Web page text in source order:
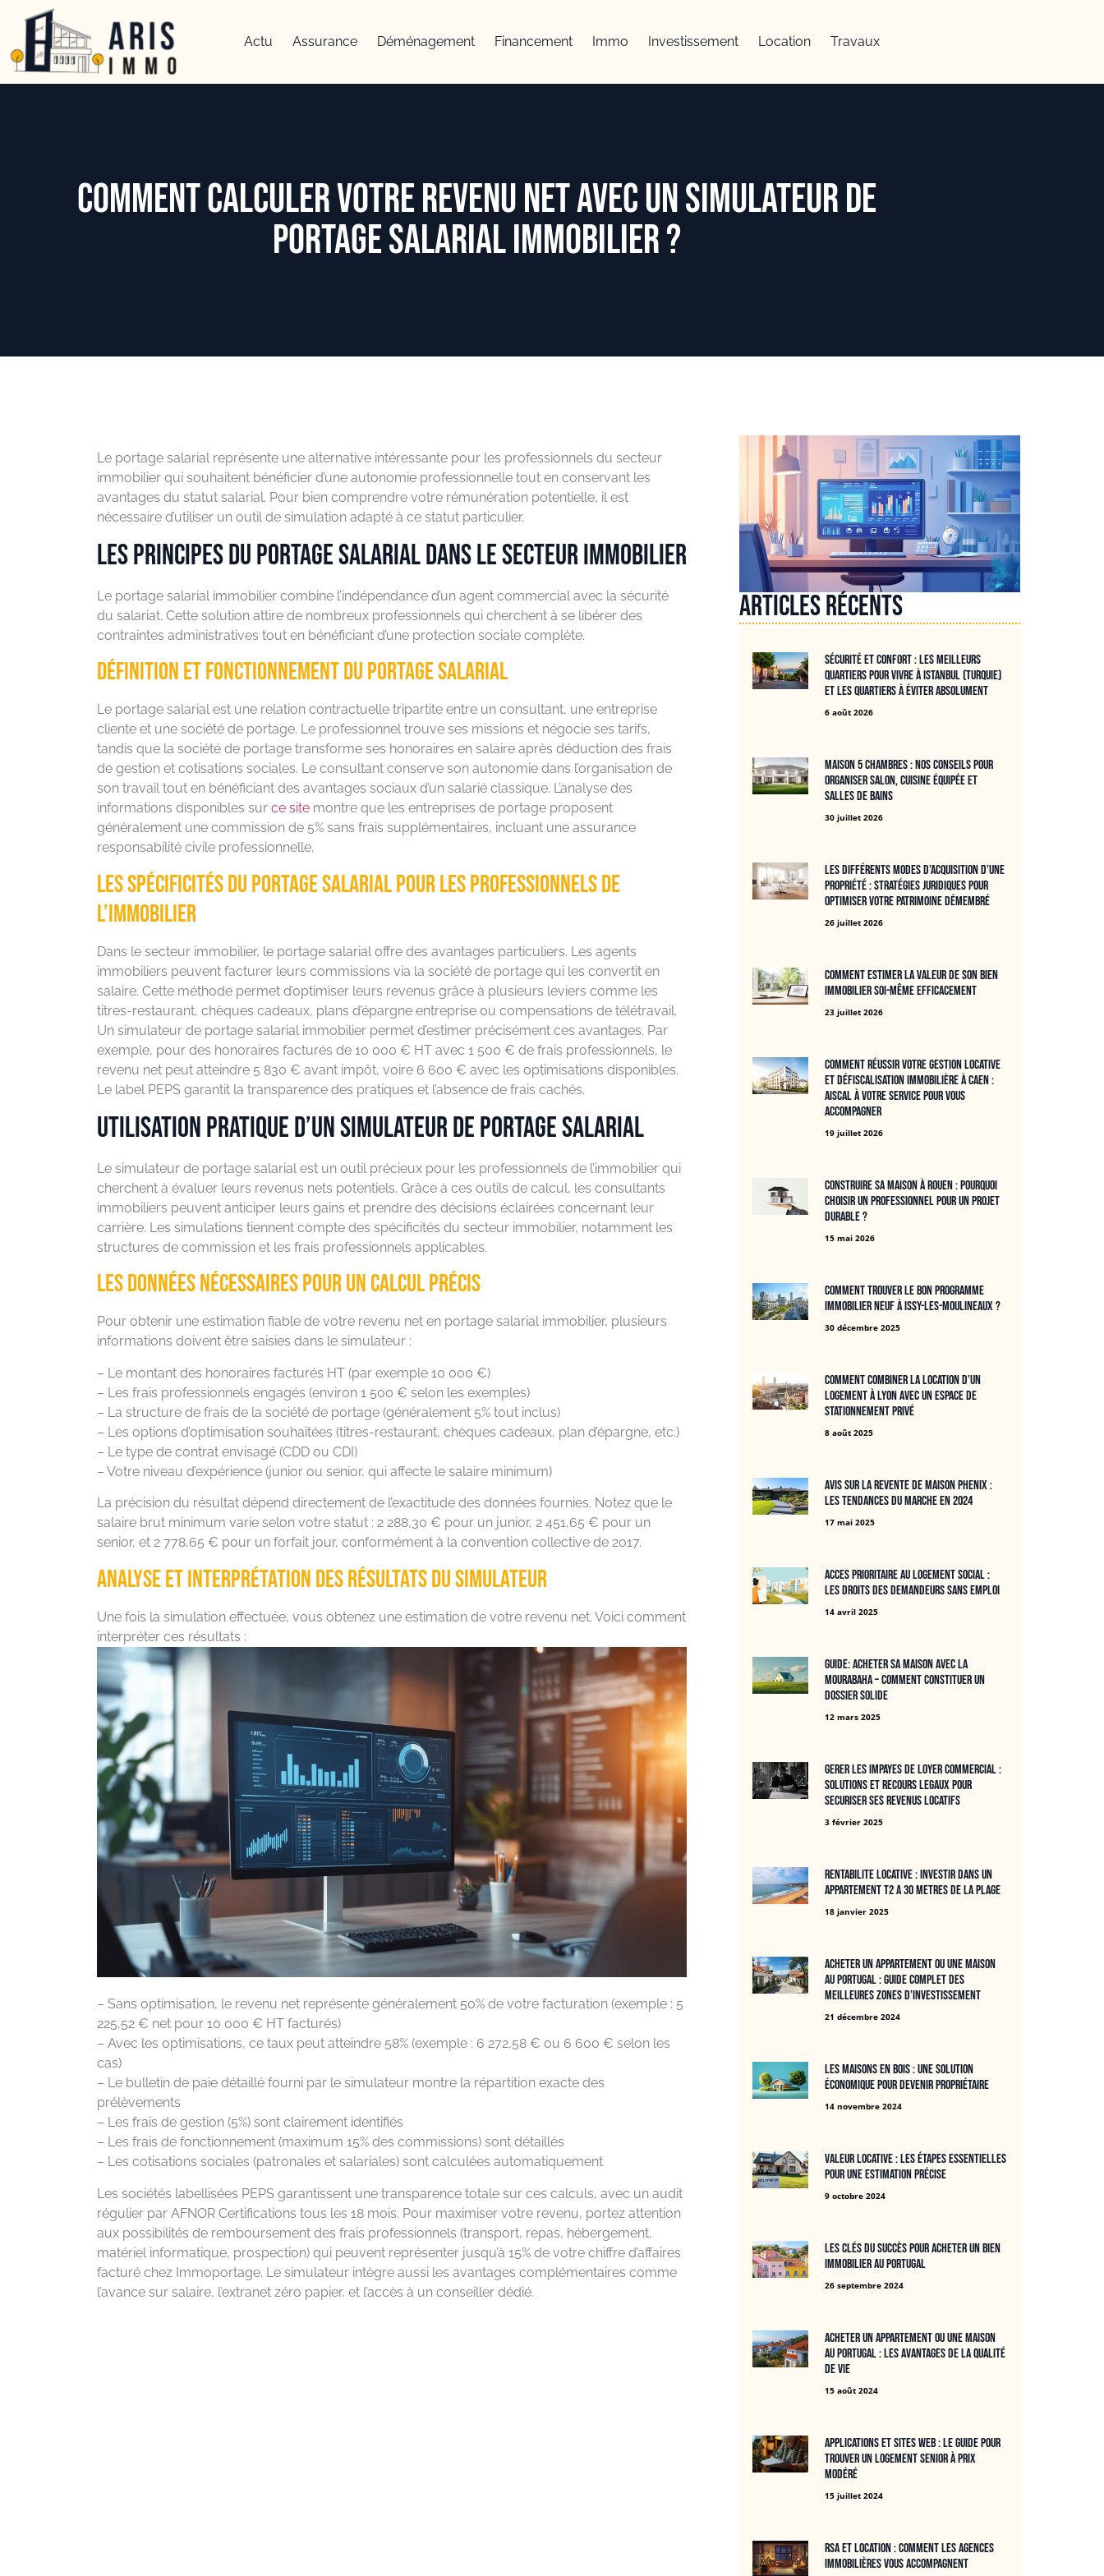
Actu Assurance Déménagement Financement Immo Investissement Location Travaux
Comment calculer votre revenu net avec un simulateur de
portage salarial immobilier ?
Le portage salarial représente une alternative intéressante pour les professionnels du secteur
immobilier qui souhaitent bénéficier d’une autonomie professionnelle tout en conservant les
avantages du statut salarial. Pour bien comprendre votre rémunération potentielle, il est
nécessaire d’utiliser un outil de simulation adapté à ce statut particulier.
Les principes du portage salarial dans le secteur immobilier
Le portage salarial immobilier combine l’indépendance d’un agent commercial avec la sécurité
du salariat. Cette solution attire de nombreux professionnels qui cherchent à se libérer des
contraintes administratives tout en bénéficiant d’une protection sociale complète.
Définition et fonctionnement du portage salarial
Le portage salarial est une relation contractuelle tripartite entre un consultant, une entreprise
cliente et une société de portage. Le professionnel trouve ses missions et négocie ses tarifs,
tandis que la société de portage transforme ses honoraires en salaire après déduction des frais
de gestion et cotisations sociales. Le consultant conserve son autonomie dans l’organisation de
son travail tout en bénéficiant des avantages sociaux d’un salarié classique. L’analyse des
informations disponibles sur ce site montre que les entreprises de portage proposent
généralement une commission de 5% sans frais supplémentaires, incluant une assurance
responsabilité civile professionnelle.
Les spécificités du portage salarial pour les professionnels de
l’immobilier
Dans le secteur immobilier, le portage salarial offre des avantages particuliers. Les agents
immobiliers peuvent facturer leurs commissions via la société de portage qui les convertit en
salaire. Cette méthode permet d’optimiser leurs revenus grâce à plusieurs leviers comme les
titres-restaurant, chèques cadeaux, plans d’épargne entreprise ou compensations de télétravail.
Un simulateur de portage salarial immobilier permet d’estimer précisément ces avantages. Par
exemple, pour des honoraires facturés de 10 000 € HT avec 1 500 € de frais professionnels, le
revenu net peut atteindre 5 830 € avant impôt, voire 6 600 € avec les optimisations disponibles.
Le label PEPS garantit la transparence des pratiques et l’absence de frais cachés.
Utilisation pratique d’un simulateur de portage salarial
Le simulateur de portage salarial est un outil précieux pour les professionnels de l’immobilier qui
cherchent à évaluer leurs revenus nets potentiels. Grâce à ces outils de calcul, les consultants
immobiliers peuvent anticiper leurs gains et prendre des décisions éclairées concernant leur
carrière. Les simulations tiennent compte des spécificités du secteur immobilier, notamment les
structures de commission et les frais professionnels applicables.
Les données nécessaires pour un calcul précis
Pour obtenir une estimation fiable de votre revenu net en portage salarial immobilier, plusieurs
informations doivent être saisies dans le simulateur :
– Le montant des honoraires facturés HT (par exemple 10 000 €)
– Les frais professionnels engagés (environ 1 500 € selon les exemples)
– La structure de frais de la société de portage (généralement 5% tout inclus)
– Les options d’optimisation souhaitées (titres-restaurant, chèques cadeaux, plan d’épargne, etc.)
– Le type de contrat envisagé (CDD ou CDI)
– Votre niveau d’expérience (junior ou senior, qui affecte le salaire minimum)
La précision du résultat dépend directement de l’exactitude des données fournies. Notez que le
salaire brut minimum varie selon votre statut : 2 288,30 € pour un junior, 2 451,65 € pour un
senior, et 2 778,65 € pour un forfait jour, conformément à la convention collective de 2017.
Analyse et interprétation des résultats du simulateur
Une fois la simulation effectuée, vous obtenez une estimation de votre revenu net. Voici comment
interpréter ces résultats :
– Sans optimisation, le revenu net représente généralement 50% de votre facturation (exemple : 5
225,52 € net pour 10 000 € HT facturés)
– Avec les optimisations, ce taux peut atteindre 58% (exemple : 6 272,58 € ou 6 600 € selon les
cas)
– Le bulletin de paie détaillé fourni par le simulateur montre la répartition exacte des
prélèvements
– Les frais de gestion (5%) sont clairement identifiés
– Les frais de fonctionnement (maximum 15% des commissions) sont détaillés
– Les cotisations sociales (patronales et salariales) sont calculées automatiquement
Les sociétés labellisées PEPS garantissent une transparence totale sur ces calculs, avec un audit
régulier par AFNOR Certifications tous les 18 mois. Pour maximiser votre revenu, portez attention
aux possibilités de remboursement des frais professionnels (transport, repas, hébergement,
matériel informatique, prospection) qui peuvent représenter jusqu’à 15% de votre chiffre d’affaires
facturé chez Immoportage. Le simulateur intègre aussi les avantages complémentaires comme
l’avance sur salaire, l’extranet zéro papier, et l’accès à un conseiller dédié.
Articles récents
Sécurité et confort : les meilleurs
quartiers pour vivre à Istanbul (Turquie)
et les quartiers à éviter absolument
6 août 2026
Maison 5 chambres : nos conseils pour
organiser salon, cuisine équipée et
salles de bains
30 juillet 2026
Les différents modes d’acquisition d’une
propriété : stratégies juridiques pour
optimiser votre patrimoine démembré
26 juillet 2026
Comment estimer la valeur de son bien
immobilier soi-même efficacement
23 juillet 2026
Comment réussir votre gestion locative
et défiscalisation immobilière à Caen :
Aiscal à votre service pour vous
accompagner
19 juillet 2026
Construire sa maison à Rouen : pourquoi
choisir un professionnel pour un projet
durable ?
15 mai 2026
Comment trouver le bon programme
immobilier neuf à Issy-les-Moulineaux ?
30 décembre 2025
Comment combiner la location d’un
logement à Lyon avec un espace de
stationnement privé
8 août 2025
Avis sur la revente de maison Phenix :
Les tendances du marche en 2024
17 mai 2025
Acces prioritaire au logement social :
les droits des demandeurs sans emploi
14 avril 2025
Guide: Acheter sa maison avec la
mourabaha – Comment constituer un
dossier solide
12 mars 2025
Gerer les impayes de loyer commercial :
solutions et recours legaux pour
securiser ses revenus locatifs
3 février 2025
Rentabilite locative : Investir dans un
APPARTEMENT T2 A 30 METRES DE LA PLAGE
18 janvier 2025
Acheter un appartement ou une maison
au Portugal : guide complet des
meilleures zones d’investissement
21 décembre 2024
Les maisons en bois : une solution
économique pour devenir propriétaire
14 novembre 2024
Valeur locative : Les étapes essentielles
pour une estimation précise
9 octobre 2024
Les clés du succès pour acheter un bien
immobilier au Portugal
26 septembre 2024
Acheter un appartement ou une maison
au Portugal : les avantages de la qualité
de vie
15 août 2024
Applications et Sites Web : Le Guide Pour
Trouver un Logement Senior à Prix
Modéré
15 juillet 2024
RSA et location : Comment les agences
immobilières vous accompagnent